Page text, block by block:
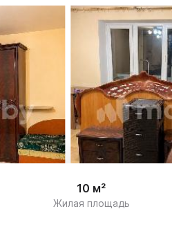
1
/
10 м²
Жилая площадь